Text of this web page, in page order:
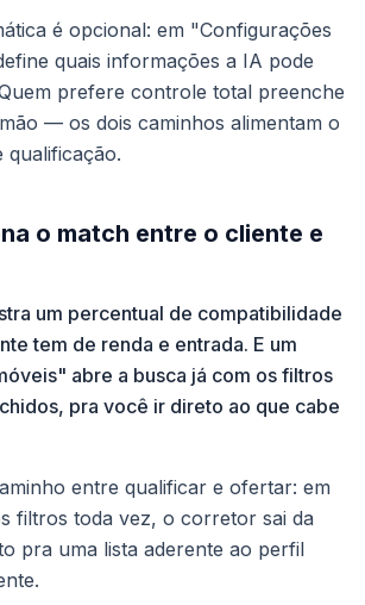
é opcional: em "Configurações
quais informações a IA pode
prefere controle total preenche
— os dois caminhos alimentam o
qualificação.
o match entre o cliente e
um percentual de compatibilidade
tem de renda e entrada. E um
abre a busca já com os filtros
pra você ir direto ao que cabe
entre qualificar e ofertar: em
filtros toda vez, o corretor sai da
pra uma lista aderente ao perfil